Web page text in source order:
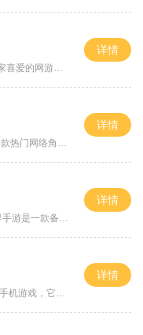
woool传奇世界网站是一款备受玩家喜爱的网游平台，它以其丰富多样的游戏内容和刺激的玩法而受到广泛关注。游戏的具体玩法涵盖了各个方面，使得玩家可以尽情畅游于这个充满奇幻魔法的虚拟世界。在woool传奇世界网站中，玩家可以选择不同的职业，如战士、法师和道士，每个职业都有着独特的技能和特点，需要玩家根据自己的喜好和游戏风格进行选择。随后，玩家将进入一个充满冒险和挑战的游戏世界，开始自己的传奇之旅。玩家需要完成一系列任务和战斗，以提升自己的等级和装备。玩家可以通过击败怪物、完成任务...
详情
《传奇传奇2传奇3传奇世界》是一款热门网络角色扮演游戏。游戏以其丰富的剧情、刺激的战斗和多样的玩法而备受玩家喜爱。本文将详细介绍游戏的具体玩法，带您领略这个传奇世界的魅力。游戏的主要玩法是任务系统。玩家可以通过接取任务和完成任务来进行游戏。任务种类多样，有主线任务、支线任务以及日常任务。主线任务推动游戏剧情的发展，让玩家体验到更多的故事情节。支线任务在主线任务完成后解锁，丰富了游戏内容，同时也提供了更多的奖励。日常任务则每天刷新，玩家可以通过完成这些任务来获得丰厚的奖励。除了...
详情
传奇世界手游开服表2020传奇世界手游是一款备受期待的MMORPG手游，于2020年开服。这款游戏延续了传奇系列的经典魅力，将玩家带回到了熟悉而又充满冒险的游戏世界。下面将为大家详细介绍一下传奇世界手游的具体玩法。首先让我们来看一下传奇世界手游的角色选择。游戏中有四个种族可供玩家选择，分别是人族、魔族、仙族和鬼族。每个种族都有独特的特点和技能，玩家可以根据自己的喜好选择不同的种族来体验不同的游戏风格。接下来是游戏的职业系统。传奇世界手游共有五大经典职业，包括战士、法师、道士、...
详情
传奇世界手游是一款非常受欢迎的手机游戏，它的玩法非常丰富多样，而且还可以不花钱获得很多乐趣。我将为大家详细介绍一下传奇世界手游的具体玩法，让大家更好地了解这款游戏。传奇世界手游中有丰富多样的职业选择，包括战士、法师和道士等等，每个职业都有着独特的技能和特点。玩家可以根据自己的喜好来选择自己喜欢的职业，并通过不断的升级和提升技能来强化自己的角色。玩家可以与其他玩家组队进行各种各样的活动，如刷怪、打副本等等。组队可以提高游戏的乐趣，而且可以通过团队合作来击败更加强大的敌人。玩家们...
详情